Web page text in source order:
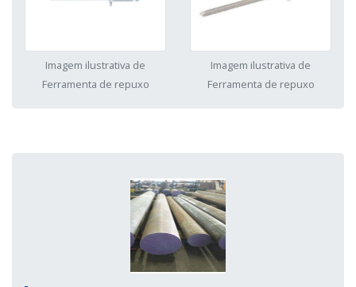
Imagem ilustrativa de
Ferramenta de repuxo
Imagem ilustrativa de
Ferramenta de repuxo